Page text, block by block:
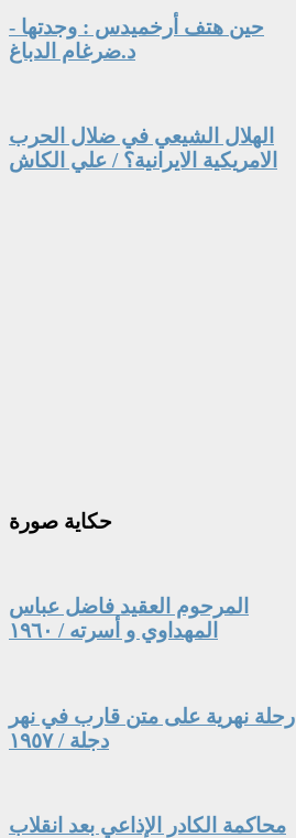
حين هتف أرخميدس : وجدتها -
د.ضرغام الدباغ
الهلال الشيعي في ضلال الحرب
الامريكية الايرانية؟ / علي الكاش
حكاية صورة
المرحوم العقيد فاضل عباس
المهداوي و أسرته / ١٩٦٠
رحلة نهرية على متن قارب في نهر
دجلة / ١٩٥٧
محاكمة الكادر الإذاعي بعد انقلاب